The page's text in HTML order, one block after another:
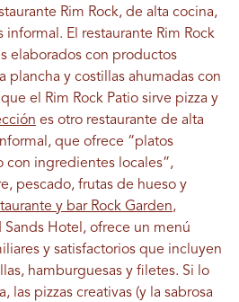
Rim Rock, de alta cocina,
informal. El restaurante Rim Rock
elaborados con productos
plancha y costillas ahumadas con
el Rim Rock Patio sirve pizza y
es otro restaurante de alta
que ofrece “platos
con ingredientes locales”,
pescado, frutas de hueso y
y bar Rock Garden,
Hotel, ofrece un menú
y satisfactorios que incluyen
hamburguesas y filetes. Si lo
las pizzas creativas (y la sabrosa